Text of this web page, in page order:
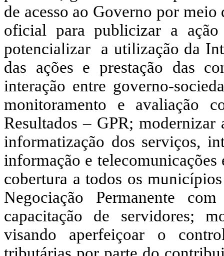
de acesso ao Governo por
oficial para publicizar a
potencializar a utilização da
das ações e prestação das
interação entre governo-
monitoramento e avaliação
Resultados – GPR; modernizar
informatização dos serviços,
informação e
cobertura a todos os
Negociação Permanente
capacitação de servidores;
visando aperfeiçoar o